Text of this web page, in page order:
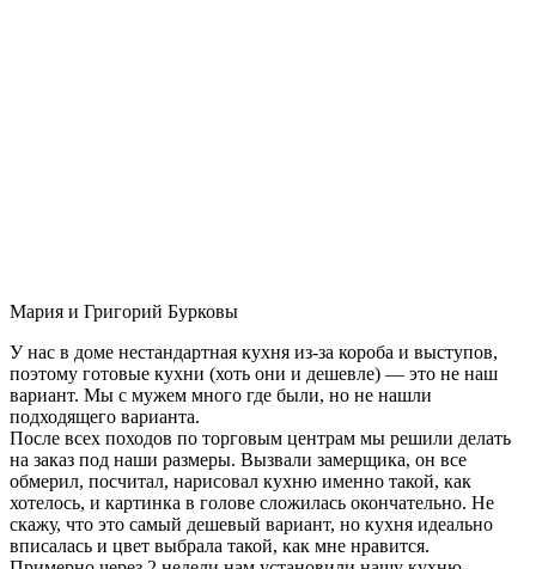
Мария и Григорий Бурковы
У нас в доме нестандартная кухня из-за короба и выступов,
поэтому готовые кухни (хоть они и дешевле) — это не наш
вариант. Мы с мужем много где были, но не нашли
подходящего варианта.
После всех походов по торговым центрам мы решили делать
на заказ под наши размеры. Вызвали замерщика, он все
обмерил, посчитал, нарисовал кухню именно такой, как
хотелось, и картинка в голове сложилась окончательно. Не
скажу, что это самый дешевый вариант, но кухня идеально
вписалась и цвет выбрала такой, как мне нравится.